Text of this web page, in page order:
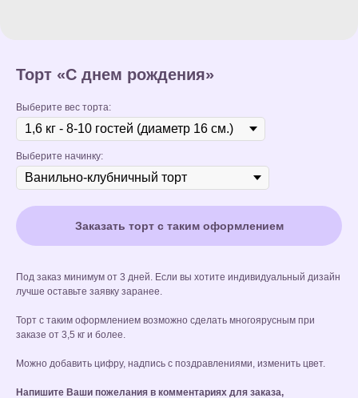
Торт «С днем рождения»
Выберите вес торта:
Выберите начинку:
Заказать торт с таким оформлением
Под заказ минимум от 3 дней. Если вы хотите индивидуальный дизайн
лучше оставьте заявку заранее.
Торт с таким оформлением возможно сделать многоярусным при
заказе от 3,5 кг и более.
Можно добавить цифру, надпись с поздравлениями, изменить цвет.
Напишите Ваши пожелания в комментариях для заказа,